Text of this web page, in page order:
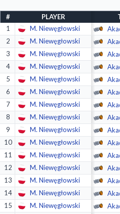
# PLAYER
1
M. Niewęgłowski
2
M. Niewęgłowski
3
M. Niewęgłowski
4
M. Niewęgłowski
5
M. Niewęgłowski
6
M. Niewęgłowski
7
M. Niewęgłowski
8
M. Niewęgłowski
9
M. Niewęgłowski
10
M. Niewęgłowski
11
M. Niewęgłowski
12
M. Niewęgłowski
13
M. Niewęgłowski
14
M. Niewęgłowski
15
M. Niewęgłowski